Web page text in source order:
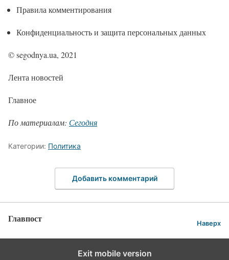
Правила комментирования
Конфиденциальность и защита персональных данных
© segodnya.ua, 2021
Лента новостей
Главное
По материалам: Сегодня
Категории: Политика
Добавить комментарий
Главпост Наверх
Exit mobile version